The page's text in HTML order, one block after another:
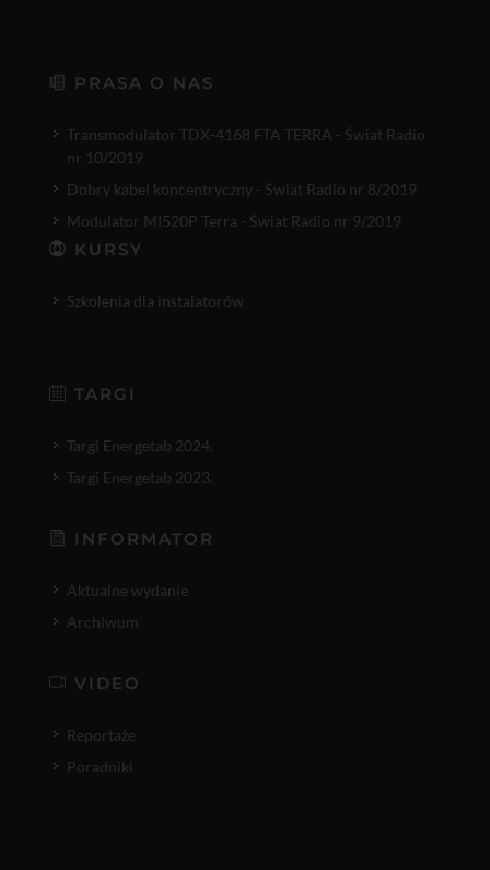
PRASA O NAS
Transmodulator TDX-4168 FTA TERRA - Świat Radio
nr 10/2019
Dobry kabel koncentryczny - Świat Radio nr 8/2019
Modulator MI520P Terra - Świat Radio nr 9/2019
KURSY
Szkolenia dla instalatorów
TARGI
Targi Energetab 2024.
Targi Energetab 2023.
INFORMATOR
Aktualne wydanie
Archiwum
VIDEO
Reportaże
Poradniki